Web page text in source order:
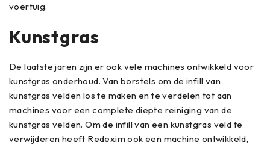
voertuig.
Kunstgras
De laatste jaren zijn er ook vele machines ontwikkeld voor
kunstgras onderhoud. Van borstels om de infill van
kunstgras velden los te maken en te verdelen tot aan
machines voor een complete diepte reiniging van de
kunstgras velden. Om de infill van een kunstgras veld te
verwijderen heeft Redexim ook een machine ontwikkeld,